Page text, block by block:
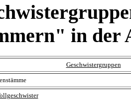
in der
Geschwistergruppen